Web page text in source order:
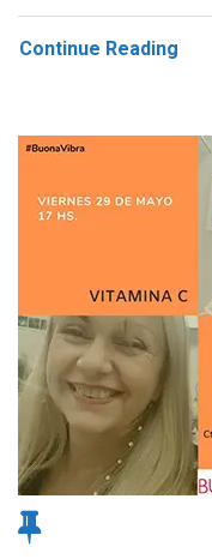
Continue Reading